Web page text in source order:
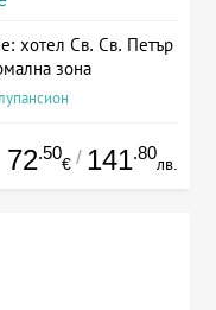
хотел Св. Св. Петър
зона
72.50
€ / 141.80
лв.